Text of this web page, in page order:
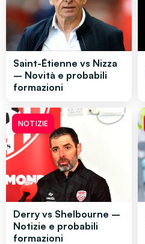
Saint-Étienne vs Nizza
– Novità e probabili
formazioni
NOTIZIE
Derry vs Shelbourne –
Notizie e probabili
formazioni